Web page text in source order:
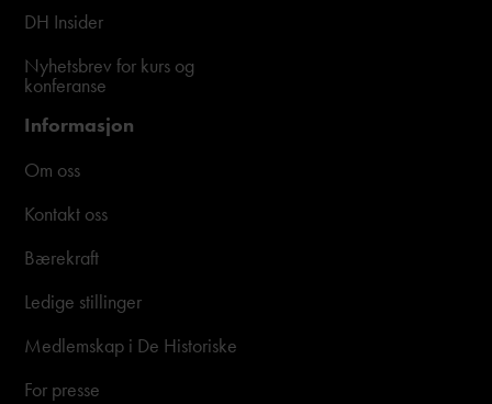
DH Insider
Nyhetsbrev for kurs og
konferanse
Informasjon
Om oss
Kontakt oss
Bærekraft
Ledige stillinger
Medlemskap i De Historiske
For presse